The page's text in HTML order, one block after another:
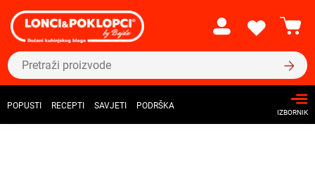
POPUSTI RECEPTI SAVJETI PODRŠKA
IZBORNIK